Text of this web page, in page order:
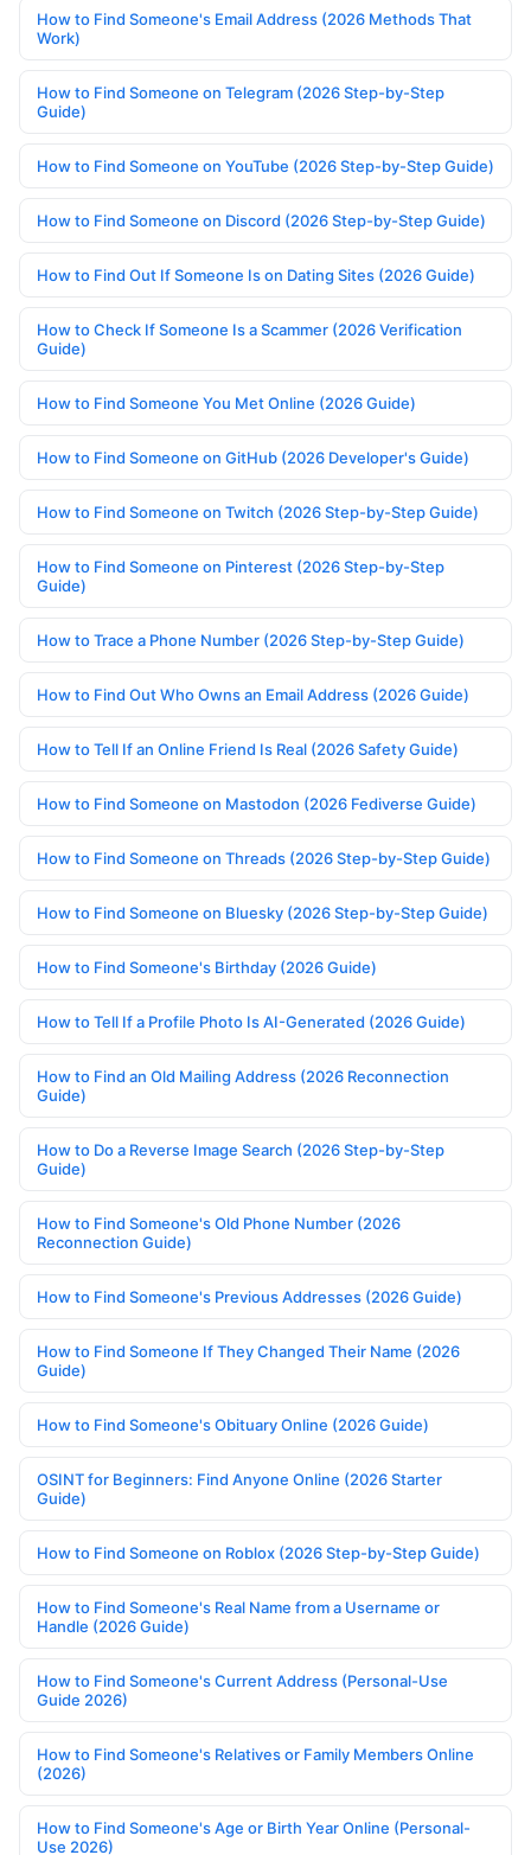
How to Find Someone's Email Address (2026 Methods That
Work)
How to Find Someone on Telegram (2026 Step-by-Step
Guide)
How to Find Someone on YouTube (2026 Step-by-Step Guide)
How to Find Someone on Discord (2026 Step-by-Step Guide)
How to Find Out If Someone Is on Dating Sites (2026 Guide)
How to Check If Someone Is a Scammer (2026 Verification
Guide)
How to Find Someone You Met Online (2026 Guide)
How to Find Someone on GitHub (2026 Developer's Guide)
How to Find Someone on Twitch (2026 Step-by-Step Guide)
How to Find Someone on Pinterest (2026 Step-by-Step
Guide)
How to Trace a Phone Number (2026 Step-by-Step Guide)
How to Find Out Who Owns an Email Address (2026 Guide)
How to Tell If an Online Friend Is Real (2026 Safety Guide)
How to Find Someone on Mastodon (2026 Fediverse Guide)
How to Find Someone on Threads (2026 Step-by-Step Guide)
How to Find Someone on Bluesky (2026 Step-by-Step Guide)
How to Find Someone's Birthday (2026 Guide)
How to Tell If a Profile Photo Is AI-Generated (2026 Guide)
How to Find an Old Mailing Address (2026 Reconnection
Guide)
How to Do a Reverse Image Search (2026 Step-by-Step
Guide)
How to Find Someone's Old Phone Number (2026
Reconnection Guide)
How to Find Someone's Previous Addresses (2026 Guide)
How to Find Someone If They Changed Their Name (2026
Guide)
How to Find Someone's Obituary Online (2026 Guide)
OSINT for Beginners: Find Anyone Online (2026 Starter
Guide)
How to Find Someone on Roblox (2026 Step-by-Step Guide)
How to Find Someone's Real Name from a Username or
Handle (2026 Guide)
How to Find Someone's Current Address (Personal-Use
Guide 2026)
How to Find Someone's Relatives or Family Members Online
(2026)
How to Find Someone's Age or Birth Year Online (Personal-
Use 2026)